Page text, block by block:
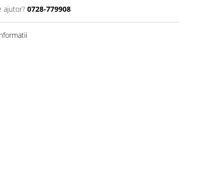
ajutor? 0728-779908